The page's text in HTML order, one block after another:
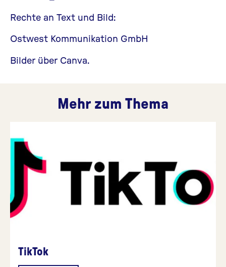
Rechte an Text und Bild:
Ostwest Kommunikation GmbH
Bilder über Canva.
Mehr zum Thema
TikTok